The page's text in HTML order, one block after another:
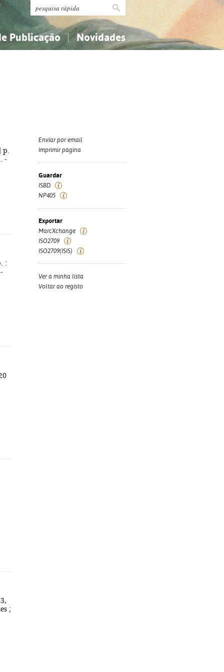
Publicação Novidades
-
:
;
Enviar por email
Imprimir página
Guardar
ISBD
NP405
Exportar
MarcXchange
ISO2709
ISO2709(ISIS)
Ver a minha lista
Voltar ao registo